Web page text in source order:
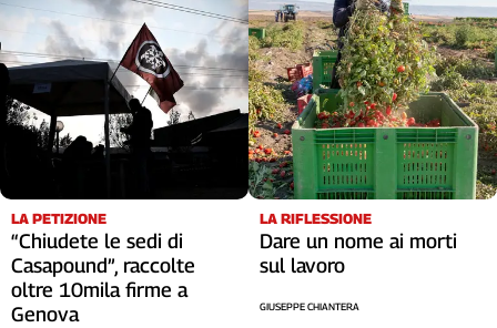
LA PETIZIONE
“Chiudete le sedi di
Casapound”, raccolte
oltre 10mila firme a
Genova
LA RIFLESSIONE
Dare un nome ai morti
sul lavoro
GIUSEPPE CHIANTERA